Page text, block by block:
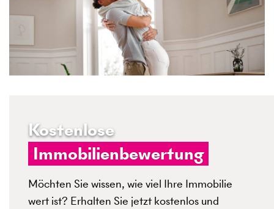
Kostenlose
Immobilienbewertung
Möchten Sie wissen, wie viel Ihre Immobilie
wert ist? Erhalten Sie jetzt kostenlos und